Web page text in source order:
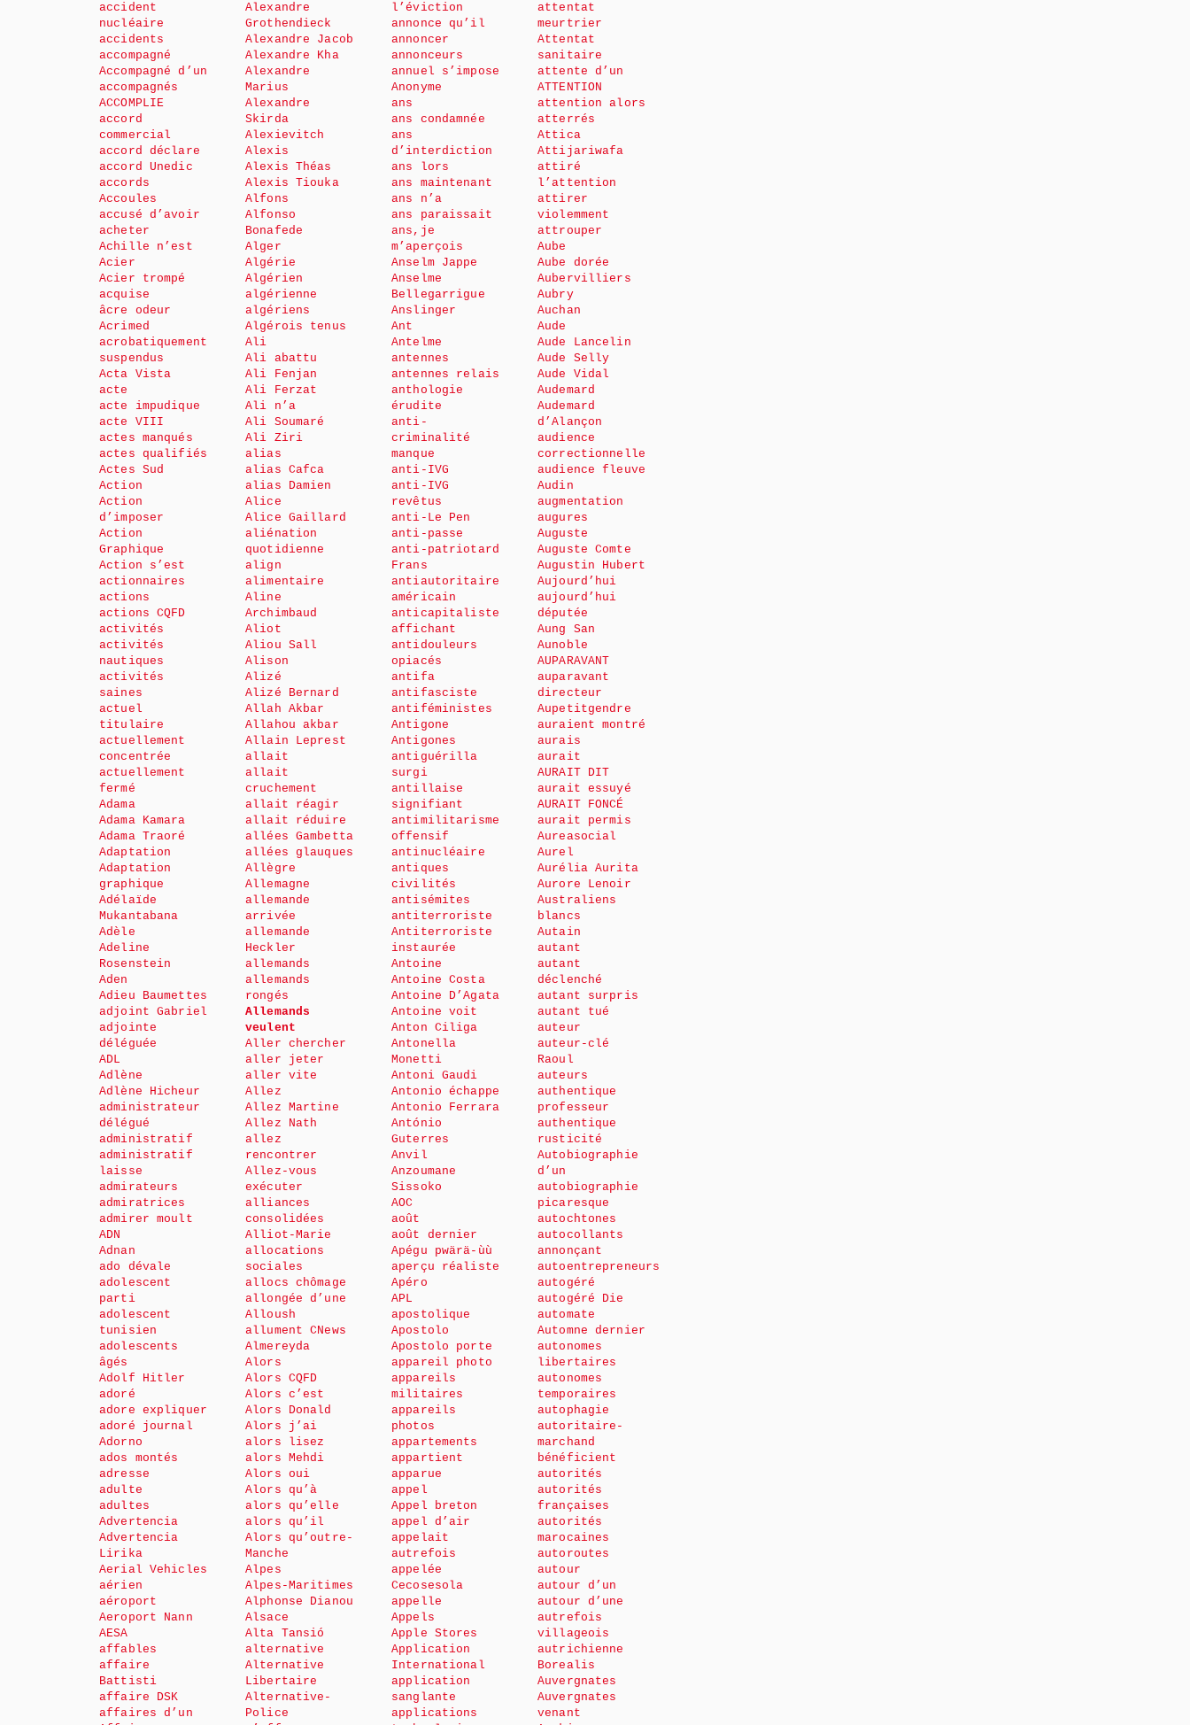
accident
nucléaire
accidents
accompagné
Accompagné d’un
accompagnés
ACCOMPLIE
accord
commercial
accord déclare
accord Unedic
accords
Accoules
accusé d’avoir
acheter
Achille n’est
Acier
Acier trompé
acquise
âcre odeur
Acrimed
acrobatiquement
suspendus
Acta Vista
acte
acte impudique
acte VIII
actes manqués
actes qualifiés
Actes Sud
Action
Action
d’imposer
Action
Graphique
Action s’est
actionnaires
actions
actions CQFD
activités
activités
nautiques
activités
saines
actuel
titulaire
actuellement
concentrée
actuellement
fermé
Adama
Adama Kamara
Adama Traoré
Adaptation
Adaptation
graphique
Adélaïde
Mukantabana
Adèle
Adeline
Rosenstein
Aden
Adieu Baumettes
adjoint Gabriel
adjointe
déléguée
ADL
Adlène
Adlène Hicheur
administrateur
délégué
administratif
administratif
laisse
admirateurs
admiratrices
admirer moult
ADN
Adnan
ado dévale
adolescent
parti
adolescent
tunisien
adolescents
âgés
Adolf Hitler
adoré
adore expliquer
adoré journal
Adorno
ados montés
adresse
adulte
adultes
Advertencia
Advertencia
Lirika
Aerial Vehicles
aérien
aéroport
Aeroport Nann
AESA
affables
affaire
Battisti
affaire DSK
affaires d’un
Alexandre
Grothendieck
Alexandre Jacob
Alexandre Kha
Alexandre
Marius
Alexandre
Skirda
Alexievitch
Alexis
Alexis Théas
Alexis Tiouka
Alfons
Alfonso
Bonafede
Alger
Algérie
Algérien
algérienne
algériens
Algérois tenus
Ali
Ali abattu
Ali Fenjan
Ali Ferzat
Ali n’a
Ali Soumaré
Ali Ziri
alias
alias Cafca
alias Damien
Alice
Alice Gaillard
aliénation
quotidienne
align
alimentaire
Aline
Archimbaud
Aliot
Aliou Sall
Alison
Alizé
Alizé Bernard
Allah Akbar
Allahou akbar
Allain Leprest
allait
allait
cruchement
allait réagir
allait réduire
allées Gambetta
allées glauques
Allègre
Allemagne
allemande
arrivée
allemande
Heckler
allemands
allemands
rongés
Allemands
veulent
Aller chercher
aller jeter
aller vite
Allez
Allez Martine
Allez Nath
allez
rencontrer
Allez-vous
exécuter
alliances
consolidées
Alliot-Marie
allocations
sociales
allocs chômage
allongée d’une
Alloush
allument CNews
Almereyda
Alors
Alors CQFD
Alors c’est
Alors Donald
Alors j’ai
alors lisez
alors Mehdi
Alors oui
Alors qu’à
alors qu’elle
alors qu’il
Alors qu’outre-
Manche
Alpes
Alpes-Maritimes
Alphonse Dianou
Alsace
Alta Tansió
alternative
Alternative
Libertaire
Alternative-
Police
l’éviction
annonce qu’il
annoncer
annonceurs
annuel s’impose
Anonyme
ans
ans condamnée
ans
d’interdiction
ans lors
ans maintenant
ans n’a
ans paraissait
ans,je
m’aperçois
Anselm Jappe
Anselme
Bellegarrigue
Anslinger
Ant
Antelme
antennes
antennes relais
anthologie
érudite
anti-
criminalité
manque
anti-IVG
anti-IVG
revêtus
anti-Le Pen
anti-passe
anti-patriotard
Frans
antiautoritaire
américain
anticapitaliste
affichant
antidouleurs
opiacés
antifa
antifasciste
antiféministes
Antigone
Antigones
antiguérilla
surgi
antillaise
signifiant
antimilitarisme
offensif
antinucléaire
antiques
civilités
antisémites
antiterroriste
Antiterroriste
instaurée
Antoine
Antoine Costa
Antoine D’Agata
Antoine voit
Anton Ciliga
Antonella
Monetti
Antoni Gaudi
Antonio échappe
Antonio Ferrara
António
Guterres
Anvil
Anzoumane
Sissoko
AOC
août
août dernier
Apégu pwärä-ùù
aperçu réaliste
Apéro
APL
apostolique
Apostolo
Apostolo porte
appareil photo
appareils
militaires
appareils
photos
appartements
appartient
apparue
appel
Appel breton
appel d’air
appelait
autrefois
appelée
Cecosesola
appelle
Appels
Apple Stores
Application
International
application
sanglante
applications
attentat
meurtrier
Attentat
sanitaire
attente d’un
ATTENTION
attention alors
atterrés
Attica
Attijariwafa
attiré
l’attention
attirer
violemment
attrouper
Aube
Aube dorée
Aubervilliers
Aubry
Auchan
Aude
Aude Lancelin
Aude Selly
Aude Vidal
Audemard
Audemard
d’Alançon
audience
correctionnelle
audience fleuve
Audin
augmentation
augures
Auguste
Auguste Comte
Augustin Hubert
Aujourd’hui
aujourd’hui
députée
Aung San
Aunoble
AUPARAVANT
auparavant
directeur
Aupetitgendre
auraient montré
aurais
aurait
AURAIT DIT
aurait essuyé
AURAIT FONCÉ
aurait permis
Aureasocial
Aurel
Aurélia Aurita
Aurore Lenoir
Australiens
blancs
Autain
autant
autant
déclenché
autant surpris
autant tué
auteur
auteur-clé
Raoul
auteurs
authentique
professeur
authentique
rusticité
Autobiographie
d’un
autobiographie
picaresque
autochtones
autocollants
annonçant
autoentrepreneurs
autogéré
autogéré Die
automate
Automne dernier
autonomes
libertaires
autonomes
temporaires
autophagie
autoritaire-
marchand
bénéficient
autorités
autorités
françaises
autorités
marocaines
autoroutes
autour
autour d’un
autour d’une
autrefois
villageois
autrichienne
Borealis
Auvergnates
Auvergnates
venant